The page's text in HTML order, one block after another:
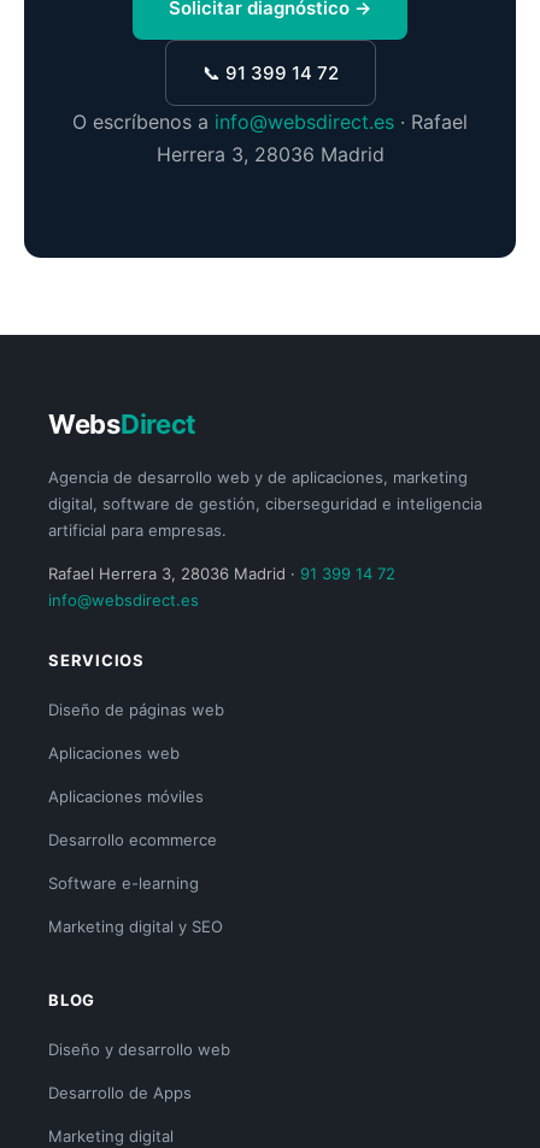
Solicitar diagnóstico →
📞 91 399 14 72
O escríbenos a info@websdirect.es · Rafael
Herrera 3, 28036 Madrid
WebsDirect
Agencia de desarrollo web y de aplicaciones, marketing
digital, software de gestión, ciberseguridad e inteligencia
artificial para empresas.
Rafael Herrera 3, 28036 Madrid · 91 399 14 72
info@websdirect.es
SERVICIOS
Diseño de páginas web
Aplicaciones web
Aplicaciones móviles
Desarrollo ecommerce
Software e-learning
Marketing digital y SEO
BLOG
Diseño y desarrollo web
Desarrollo de Apps
Marketing digital